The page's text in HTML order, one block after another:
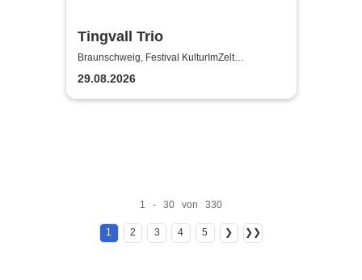
Tingvall Trio
Braunschweig, Festival KulturImZelt
Braunschweig
29.08.2026
1 - 30 von 330
1 2 3 4 5 ❯ ❯❯